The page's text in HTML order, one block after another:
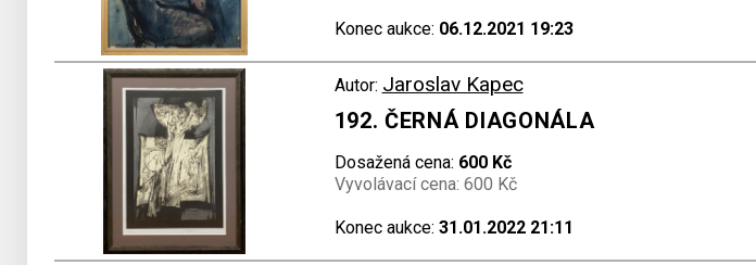
Konec aukce: 06.12.2021 19:23
Autor: Jaroslav Kapec
192. ČERNÁ DIAGONÁLA
Dosažená cena: 600 Kč
Vyvolávací cena: 600 Kč
Konec aukce: 31.01.2022 21:11